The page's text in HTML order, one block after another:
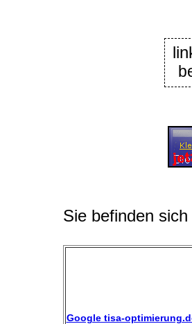
Sie befinden
Google tisa-